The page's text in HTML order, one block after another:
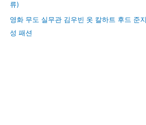
류)
영화 무도 실무관 김우빈 옷 칼하트 후드 준
성 패션